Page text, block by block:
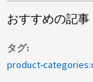
おすすめの記事
タグ
product-